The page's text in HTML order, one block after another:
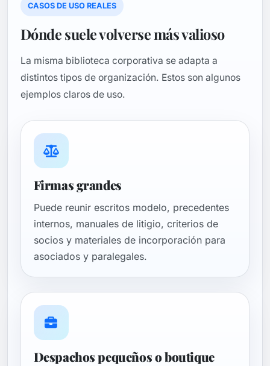
CASOS DE USO REALES
Dónde suele volverse más valioso
La misma biblioteca corporativa se adapta a
distintos tipos de organización. Estos son algunos
ejemplos claros de uso.
Firmas grandes
Puede reunir escritos modelo, precedentes
internos, manuales de litigio, criterios de
socios y materiales de incorporación para
asociados y paralegales.
Despachos pequeños o boutique